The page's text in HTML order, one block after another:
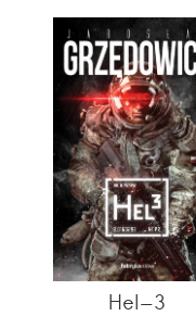
Hel-3